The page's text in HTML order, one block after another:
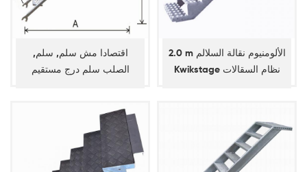
اقتصادا مش سلم, سلم,
الصلب سلم درج مستقيم
2.0 m الألومنيوم نقالة السلالم
Kwikstage نظام السقالات